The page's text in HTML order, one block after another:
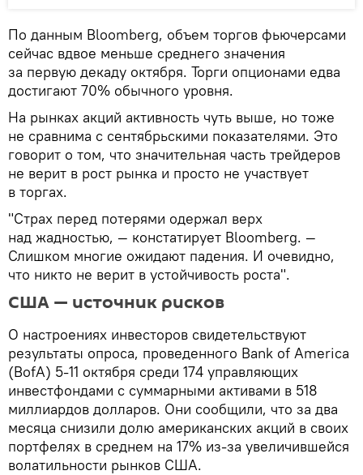
По данным Bloomberg, объем торгов фьючерсами
сейчас вдвое меньше среднего значения
за первую декаду октября. Торги опционами едва
достигают 70% обычного уровня.
На рынках акций активность чуть выше, но тоже
не сравнима с сентябрьскими показателями. Это
говорит о том, что значительная часть трейдеров
не верит в рост рынка и просто не участвует
в торгах.
"Страх перед потерями одержал верх
над жадностью, — констатирует Bloomberg. —
Слишком многие ожидают падения. И очевидно,
что никто не верит в устойчивость роста".
США — источник рисков
О настроениях инвесторов свидетельствуют
результаты опроса, проведенного Bank of America
(BofA) 5-11 октября среди 174 управляющих
инвестфондами с суммарными активами в 518
миллиардов долларов. Они сообщили, что за два
месяца снизили долю американских акций в своих
портфелях в среднем на 17% из-за увеличившейся
волатильности рынков США.